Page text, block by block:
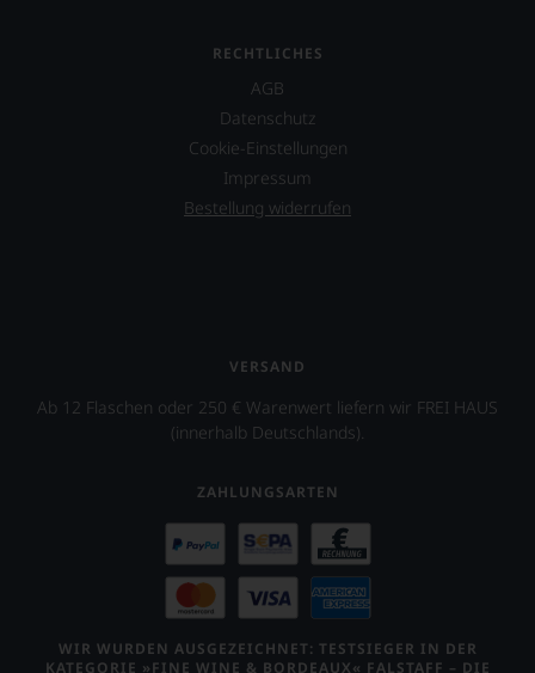
RECHTLICHES
AGB
Datenschutz
Cookie-Einstellungen
Impressum
Bestellung widerrufen
VERSAND
Ab 12 Flaschen oder 250 € Warenwert liefern wir FREI HAUS
(innerhalb Deutschlands).
ZAHLUNGSARTEN
WIR WURDEN AUSGEZEICHNET: TESTSIEGER IN DER
KATEGORIE »FINE WINE & BORDEAUX« FALSTAFF – DIE